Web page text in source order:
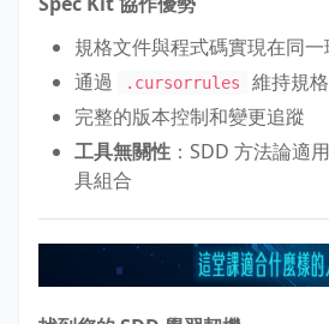
規格文件與程式碼實現在同
通過
.cursorrules
維持規
完整的版本控制和變更追蹤
工具無關性 ：SDD 方法論適
具組合